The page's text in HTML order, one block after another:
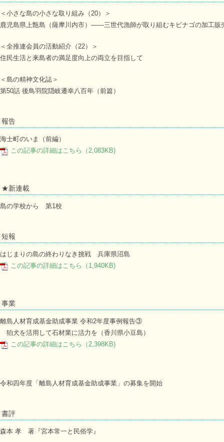
＜小さな島の小さな取り組み（20）＞
鹿児島県上甑島（薩摩川内市）――三世代漁師が取り組むキビナゴの加工販
＜全推連会員の活動紹介（22）＞
住民生活と来島者の満足度向上の両立を目指して
＜島の精神文化誌＞
第50話 後鳥羽院隠岐遷幸八百年（前篇）
報告
海士町のいま（前編）
この記事の詳細はこちら（2,083KB)
★新連載
島の学校から 第1校
短報
はじまりの島の終わりなき挑戦 兵庫県沼島
この記事の詳細はこちら（1,940KB)
事業
離島人材育成基金助成事業 令和2年度事例報告③
狛犬を活用して石材業に活力を（香川県小豆島）
この記事の詳細はこちら（2,398KB)
令和四年度「離島人材育成基金助成事業」の募集を開始
書評
森本 孝 著『宮本常一と民俗学』